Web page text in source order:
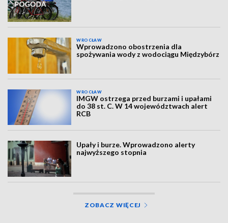
WROCŁAW
Wprowadzono obostrzenia dla
spożywania wody z wodociągu Międzybórz
WROCŁAW
IMGW ostrzega przed burzami i upałami
do 38 st. C. W 14 województwach alert
RCB
Upały i burze. Wprowadzono alerty
najwyższego stopnia
ZOBACZ WIĘCEJ